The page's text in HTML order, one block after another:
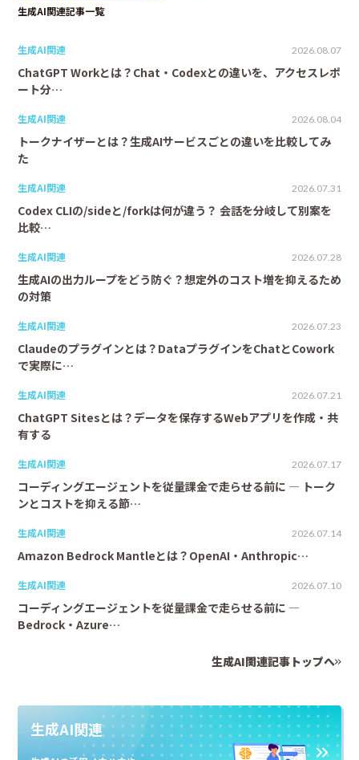
生成AI関連記事一覧
生成AI関連 2026.08.07
ChatGPT Workとは？Chat・Codexとの違いを、アクセスレポ
ート分…
生成AI関連 2026.08.04
トークナイザーとは？生成AIサービスごとの違いを比較してみ
た
生成AI関連 2026.07.31
Codex CLIの/sideと/forkは何が違う？ 会話を分岐して別案を
比較…
生成AI関連 2026.07.28
生成AIの出力ループをどう防ぐ？想定外のコスト増を抑えるため
の対策
生成AI関連 2026.07.23
Claudeのプラグインとは？DataプラグインをChatとCowork
で実際に…
生成AI関連 2026.07.21
ChatGPT Sitesとは？データを保存するWebアプリを作成・共
有する
生成AI関連 2026.07.17
コーディングエージェントを従量課金で走らせる前に ― トーク
ンとコストを抑える節…
生成AI関連 2026.07.14
Amazon Bedrock Mantleとは？OpenAI・Anthropic…
生成AI関連 2026.07.10
コーディングエージェントを従量課金で走らせる前に ―
Bedrock・Azure…
生成AI関連記事トップへ
生成AI関連